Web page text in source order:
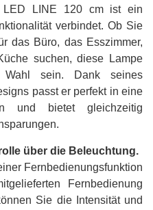
LED LINE 120 cm ist ein
verbindet. Ob Sie
das Büro, das Esszimmer,
suchen, diese Lampe
Wahl sein. Dank seines
passt er perfekt in eine
und bietet gleichzeitig
über die Beleuchtung.
Fernbedienungsfunktion
Fernbedienung
Sie die Intensität und